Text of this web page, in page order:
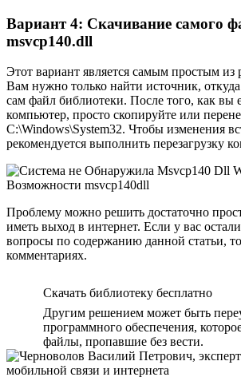
Вариант 4: Скачивание самого
msvcp140.dll
Этот вариант является самым простым из
Вам нужно только найти источник,
сам файл библиотеки. После того, как вы
компьютер, просто скопируйте или
C:\Windows\System32. Чтобы изменения
рекомендуется выполнить перезагрузку
Проблему можно решить достаточно
иметь выход в интернет. Если у вас
вопросы по содержанию данной статьи,
комментариях.
Скачать библиотеку бесплатно
Другим решением может быть
программного обеспечения,
файлы, пропавшие без вести.